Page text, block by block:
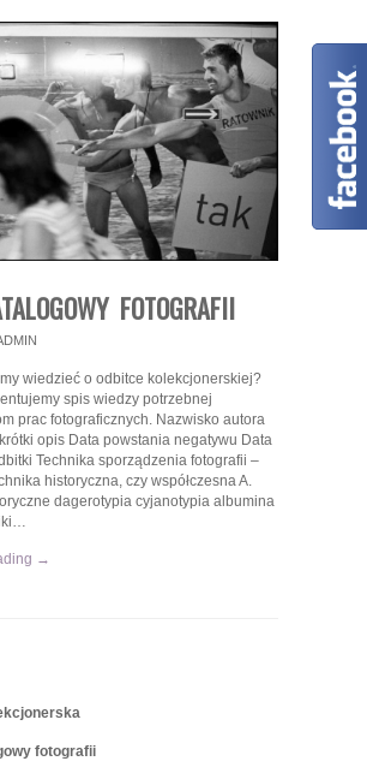
FOTOGRAFII
wiedzieć o odbitce kolekcjonerskiej?
spis wiedzy potrzebnej
prac fotograficznych. Nazwisko autora
krótki opis Data powstania negatywu Data
Technika sporządzenia fotografii –
historyczna, czy współczesna A.
dagerotypia cyjanotypia albumina
→
fotografii